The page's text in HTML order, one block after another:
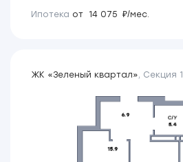
Ипотека от 14 075 ₽/мес.
ЖК «Зеленый квартал», Секция 1